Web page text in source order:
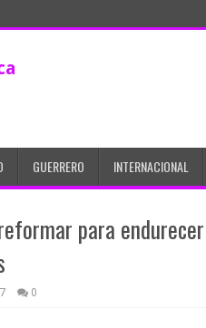
GUERRERO INTERNACIONAL
para
0